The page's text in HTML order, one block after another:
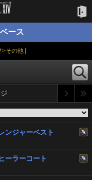
ース
>その他|
ンジャーベスト
ーラーコート